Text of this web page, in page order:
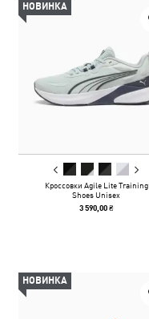
НОВИНКА
Кроссовки Agile Lite Training
Shoes Unisex
3 590,00 ₴
НОВИНКА